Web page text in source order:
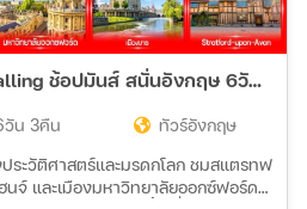
ทัวร์อังกฤษ England Calling ช้อปมันส์ สนั่นอังกฤษ 6วัน 3คืน (AI)
วัน 3คืน
ทัวร์อังกฤษ
ระวัติศาสตร์และมรดกโลก ชมสแตรทฟ
นจ์ และเมืองมหาวิทยาลัยออกซ์ฟอร์ด